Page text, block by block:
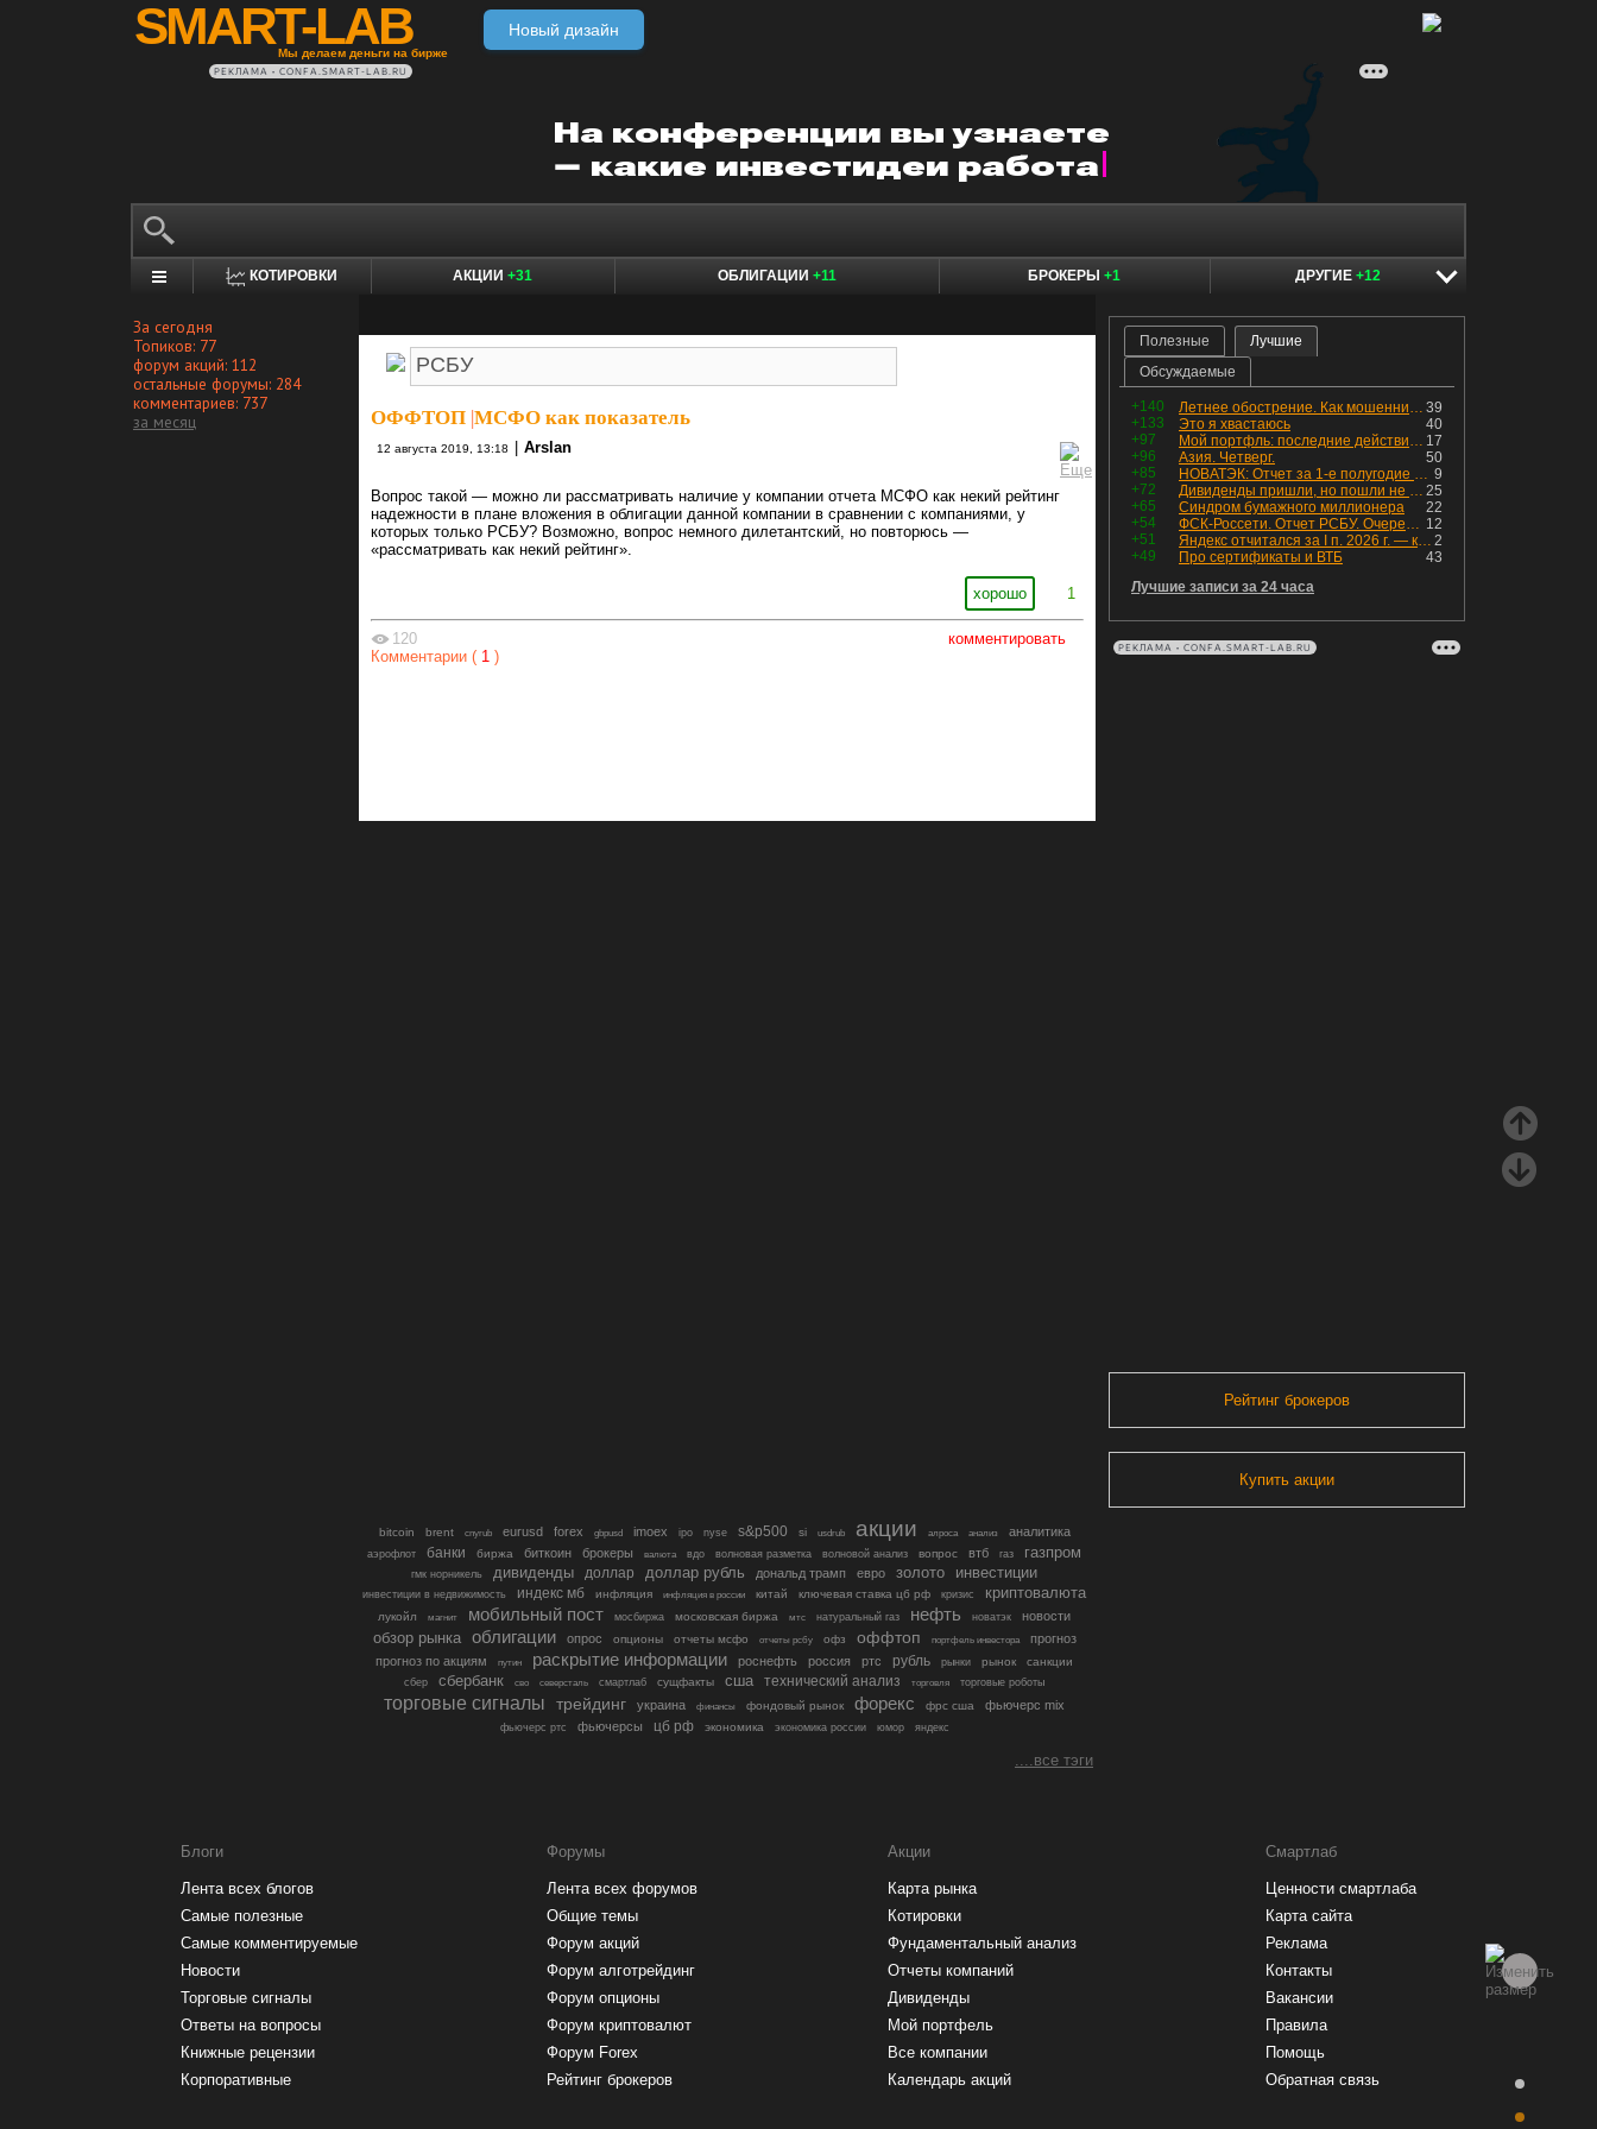
SMART-LAB
Мы делаем деньги на бирже
Новый дизайн
РЕКЛАМА • CONFA.SMART-LAB.RU
КОТИРОВКИ АКЦИИ +31 ОБЛИГАЦИИ +11 БРОКЕРЫ +1 ДРУГИЕ +12
За сегодня
Топиков: 77
форум акций: 112
остальные форумы: 284
комментариев: 737
за месяц
ОФФТОП МСФО как показатель
12 августа 2019, 13:18 Arslan
Вопрос такой — можно ли рассматривать наличие у компании отчета МСФО как некий рейтинг
надежности в плане вложения в облигации данной компании в сравнении с компаниями, у
которых только РСБУ? Возможно, вопрос немного дилетантский, но повторюсь —
«рассматривать как некий рейтинг».
хорошо 1
комментировать
120
Комментарии ( 1 )
Полезные
Лучшие
Обсуждаемые
+140 39
Летнее обострение. Как мошенники пытаются подсунуть кнопку "БАБЛО" девушкам
+133
40
Это я хвастаюсь
+97
17
Мой портфль: последние действия и текущая структура. Краткий комментарий по всем позициям
+96
50
Азия. Четверг.
+85
9
НОВАТЭК: Отчет за 1-е полугодие 2026 - прибыль продолжает падать, но лучшее впереди, если не прилетит
+72
25
Дивиденды пришли, но пошли не туда
+65
22
Синдром бумажного миллионера
+54
12
ФСК-Россети. Отчет РСБУ. Очередная допка - бомбовые новости в эфире
+51
2
Яндекс отчитался за I п. 2026 г. — компания увеличила инвестиции и долг. Buyback начал работать, продали Авто.Ру.
+49
43
Про сертификаты и ВТБ
Лучшие записи за 24 часа
РЕКЛАМА • CONFA.SMART-LAB.RU
Рейтинг брокеров
Купить акции
bitcoin brent cnyrub eurusd forex gbpusd imoex ipo nyse s&p500 si usdrub акции алроса анализ аналитика
аэрофлот банки биржа биткоин брокеры валюта вдо волновая разметка волновой анализ вопрос втб газ газпром
гмк норникель дивиденды доллар доллар рубль дональд трамп евро золото инвестиции
инвестиции в недвижимость индекс мб инфляция инфляция в россии китай ключевая ставка цб рф кризис криптовалюта
лукойл магнит мобильный пост мосбиржа московская биржа мтс натуральный газ нефть новатэк новости
обзор рынка облигации опрос опционы отчеты мсфо отчеты рсбу офз оффтоп портфель инвестора
прогноз
прогноз по акциям
путин раскрытие информации роснефть россия ртс рубль рынки рынок санкции
сбер сбербанк сво северсталь смартлаб сущфакты сша технический анализ торговля торговые роботы
торговые сигналы трейдинг украина финансы фондовый рынок форекс фрс сша фьючерс mix
фьючерс ртс фьючерсы цб рф экономика экономика россии юмор яндекс
....все тэги
Блоги
Лента всех блогов
Самые полезные
Самые комментируемые
Новости
Торговые сигналы
Ответы на вопросы
Книжные рецензии
Корпоративные
Форумы
Лента всех форумов
Общие темы
Форум акций
Форум алготрейдинг
Форум опционы
Форум криптовалют
Форум Forex
Рейтинг брокеров
Акции
Карта рынка
Котировки
Фундаментальный анализ
Отчеты компаний
Дивиденды
Мой портфель
Все компании
Календарь акций
Смартлаб
Ценности смартлаба
Карта сайта
Реклама
Контакты
Вакансии
Правила
Помощь
Обратная связь